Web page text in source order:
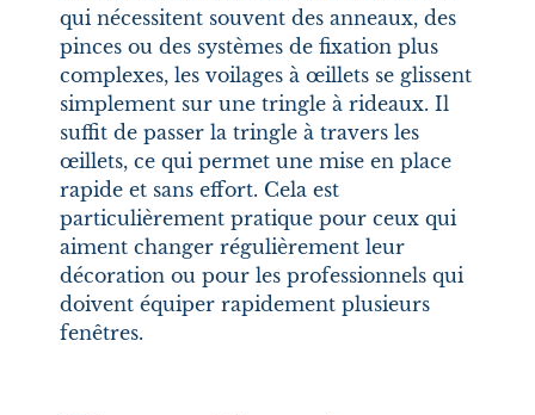
qui nécessitent souvent des anneaux, des
pinces ou des systèmes de fixation plus
complexes, les voilages à œillets se glissent
simplement sur une tringle à rideaux. Il
suffit de passer la tringle à travers les
œillets, ce qui permet une mise en place
rapide et sans effort. Cela est
particulièrement pratique pour ceux qui
aiment changer régulièrement leur
décoration ou pour les professionnels qui
doivent équiper rapidement plusieurs
fenêtres.